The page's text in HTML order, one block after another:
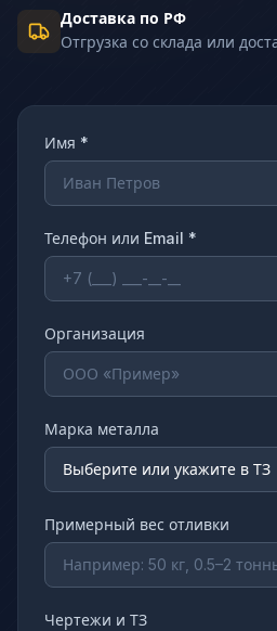
Доставка по РФ
Отгрузка со склада или
Имя *
Телефон или Email *
Организация
Марка металла
Примерный вес отливки
Чертежи и ТЗ